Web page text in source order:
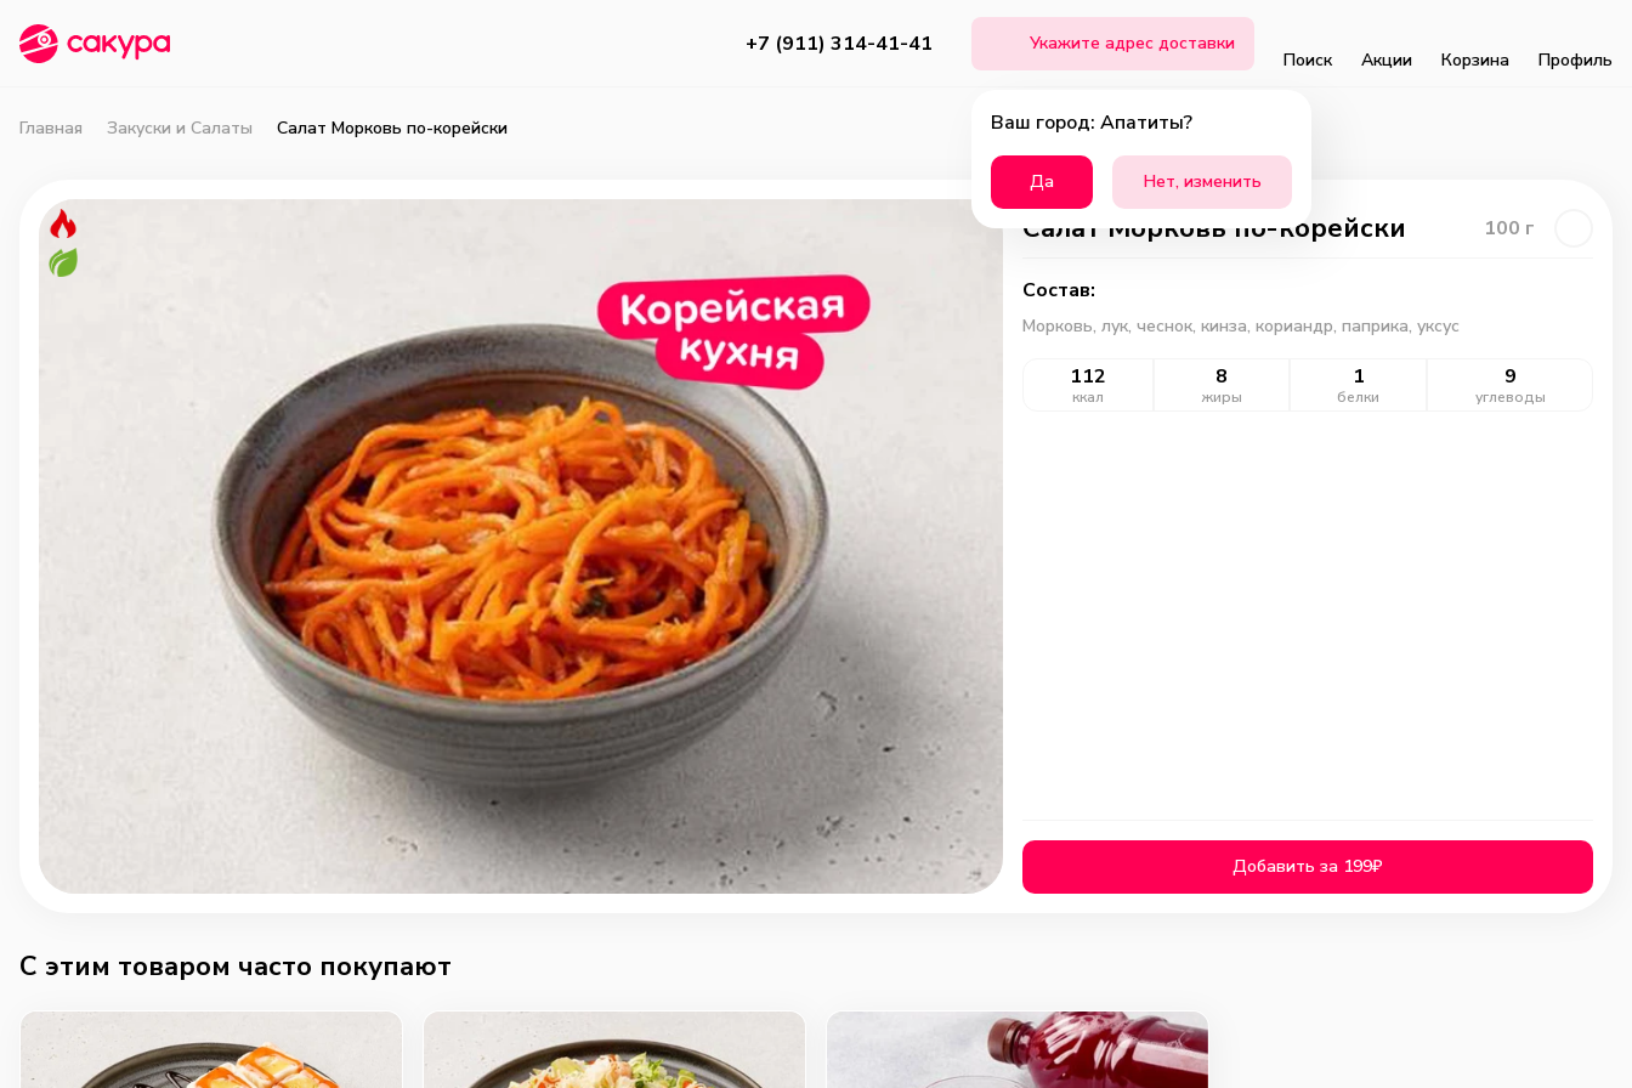
+7 (911) 314-41-41 Укажите адрес доставки
Ваш город: Апатиты?
Да Нет, изменить
Поиск Акции Корзина Профиль
Главная Закуски и Салаты Салат Морковь по-корейски
Салат Морковь по-корейски 100 г
Состав:
Морковь, лук, чеснок, кинза, кориандр, паприка, уксус
112
ккал
8
жиры
1
белки
9
углеводы
Добавить за 199₽
C этим товаром часто покупают